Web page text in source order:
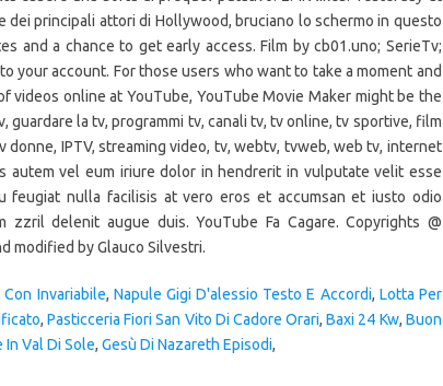
dei principali attori di Hollywood, bruciano lo schermo in questo
and a chance to get early access. Film by cb01.uno; SerieTv;
your account. For those users who want to take a moment and
videos online at YouTube, YouTube Movie Maker might be the
guardare la tv, programmi tv, canali tv, tv online, tv sportive, film
IPTV, streaming video, tv, webtv, tvweb, web tv, internet
autem vel eum iriure dolor in hendrerit in vulputate velit esse
feugiat nulla facilisis at vero eros et accumsan et iusto odio
zzril delenit augue duis. YouTube Fa Cagare. Copyrights @
modified by Glauco Silvestri.
Con Invariabile, Napule Gigi D'alessio Testo E Accordi, Lotta Per
, Pasticceria Fiori San Vito Di Cadore Orari,Baxi 24 Kw, Buon
In Val Di Sole, Gesù Di Nazareth Episodi,